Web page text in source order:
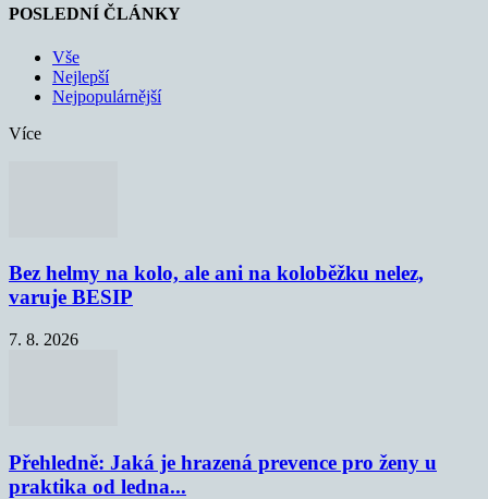
POSLEDNÍ ČLÁNKY
Vše
Nejlepší
Nejpopulárnější
Více
Bez helmy na kolo, ale ani na koloběžku nelez,
varuje BESIP
7. 8. 2026
Přehledně: Jaká je hrazená prevence pro ženy u
praktika od ledna...